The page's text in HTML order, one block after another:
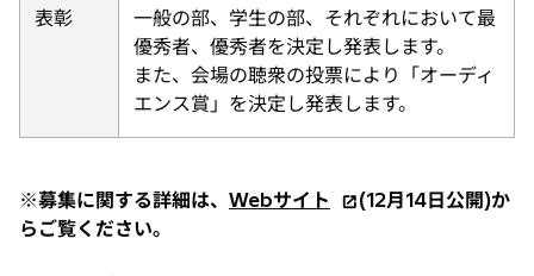
表彰
一般の部、学生の部、それぞれにおいて最
優秀者、優秀者を決定し発表します。
また、会場の聴衆の投票により「オーディ
エンス賞」を決定し発表します。
※募集に関する詳細は、 Webサイト 新 (12月14日公開)か
らご覧ください。